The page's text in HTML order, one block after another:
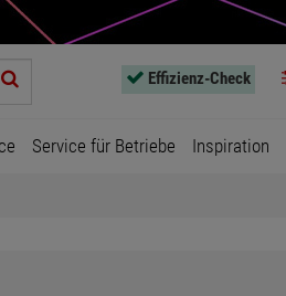
Effizienz-Check
Service für Betriebe Inspiration